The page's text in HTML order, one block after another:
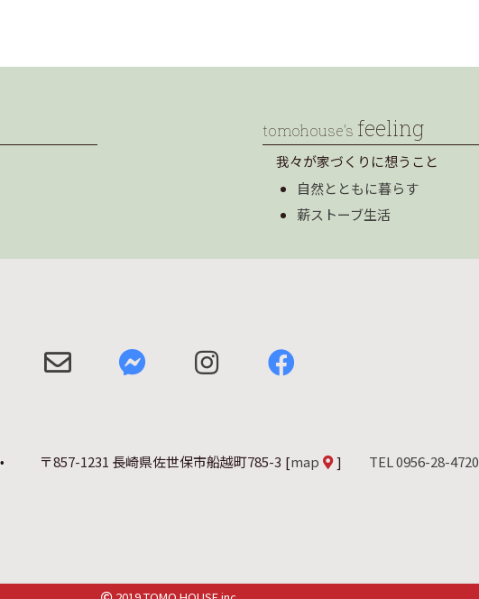
tomohouse’s feeling
我々が家づくりに想うこと
自然とともに暮らす
薪ストーブ生活
〒857-1231 長崎県佐世保市船越町785-3 [map ] TEL 0956-28-4720